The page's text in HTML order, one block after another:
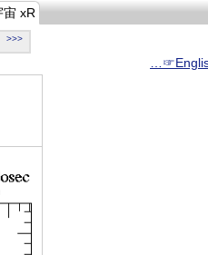
宙 xR
>>>